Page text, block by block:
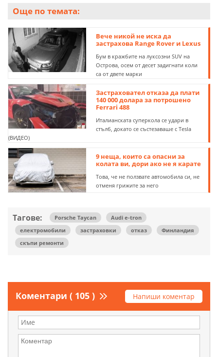
Още по темата:
Вече никой не иска да
застрахова Range Rover и Lexus
Бум в кражбите на луксозни SUV на
Острова, осем от десет задигнати коли
са от двете марки
Застраховател отказа да плати
140 000 долара за потрошено
Ferrari 488
Италианската суперкола се удари в
стълб, докато се състезаваше с Tesla
(ВИДЕО)
9 неща, които са опасни за
колата ви, дори ако не я карате
Това, че не ползвате автомобила си, не
отменя грижите за него
Тагове: Porsche Taycan
Audi e-tron
електромобили
застраховки отказ
Финландия
скъпи ремонти
Коментари ( 105 ) Напиши коментар